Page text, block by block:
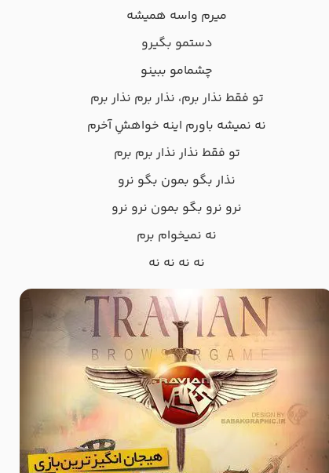
میرم واسه همیشه
دستمو بگیرو
چشمامو ببینو
تو فقط نذار برم، نذار برم نذار برم
نه نمیشه باورم اینه خواهشِ آخرم
تو فقط نذار نذار برم برم
نذار بگو بمون بگو نرو
نرو نرو بگو بمون نرو نرو
نه نمیخوام برم
نه نه نه نه